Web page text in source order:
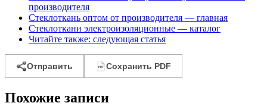
производителя
Стеклоткань оптом от производителя — главная
Стеклоткани электроизоляционные — каталог
Читайте также: следующая статья
Отправить Сохранить PDF
Похожие записи